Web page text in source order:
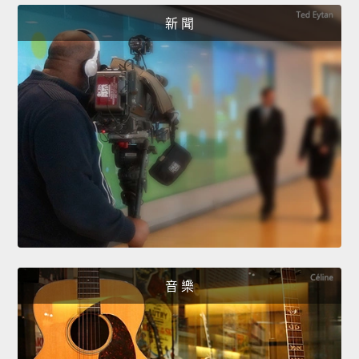
新 聞
音 樂